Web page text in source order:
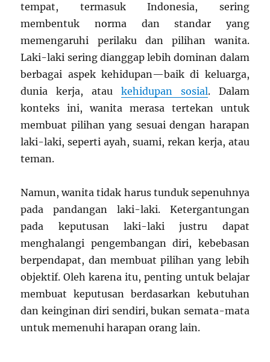
tempat, termasuk Indonesia, sering
membentuk norma dan standar yang
memengaruhi perilaku dan pilihan wanita.
Laki-laki sering dianggap lebih dominan dalam
berbagai aspek kehidupan—baik di keluarga,
dunia kerja, atau kehidupan sosial. Dalam
konteks ini, wanita merasa tertekan untuk
membuat pilihan yang sesuai dengan harapan
laki-laki, seperti ayah, suami, rekan kerja, atau
teman.
Namun, wanita tidak harus tunduk sepenuhnya
pada pandangan laki-laki. Ketergantungan
pada keputusan laki-laki justru dapat
menghalangi pengembangan diri, kebebasan
berpendapat, dan membuat pilihan yang lebih
objektif. Oleh karena itu, penting untuk belajar
membuat keputusan berdasarkan kebutuhan
dan keinginan diri sendiri, bukan semata-mata
untuk memenuhi harapan orang lain.